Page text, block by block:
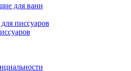
для ванн
писсуаров